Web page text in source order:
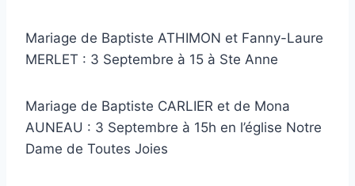
Mariage de Baptiste ATHIMON et Fanny-Laure
MERLET : 3 Septembre à 15 à Ste Anne
Mariage de Baptiste CARLIER et de Mona
AUNEAU : 3 Septembre à 15h en l’église Notre
Dame de Toutes Joies